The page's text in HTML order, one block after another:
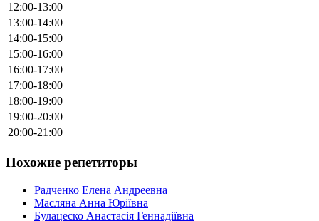
12:00-13:00
13:00-14:00
14:00-15:00
15:00-16:00
16:00-17:00
17:00-18:00
18:00-19:00
19:00-20:00
20:00-21:00
Похожие репетиторы
Радченко Елена Андреевна
Масляна Анна Юріївна
Булацеско Анастасія Геннадіївна